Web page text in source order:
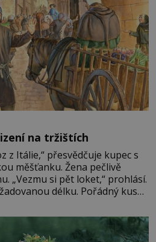
na tržištích
z Itálie,“ přesvědčuje kupec s
měšťanku. Žena pečlivě
„Vezmu si pět loket,“ prohlásí.
délku. Pořádný kus
sukni,“ zhodnotí švadlena
„Ošidili vás, podívejte.“